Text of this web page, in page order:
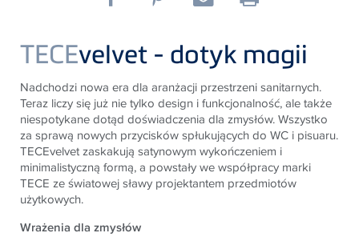
TECEvelvet - dotyk magii
Nadchodzi nowa era dla aranżacji przestrzeni sanitarnych.
Teraz liczy się już nie tylko design i funkcjonalność, ale także
niespotykane dotąd doświadczenia dla zmysłów. Wszystko
za sprawą nowych przycisków spłukujących do WC i pisuaru.
TECEvelvet zaskakują satynowym wykończeniem i
minimalistyczną formą, a powstały we współpracy marki
TECE ze światowej sławy projektantem przedmiotów
użytkowych.
Wrażenia dla zmysłów